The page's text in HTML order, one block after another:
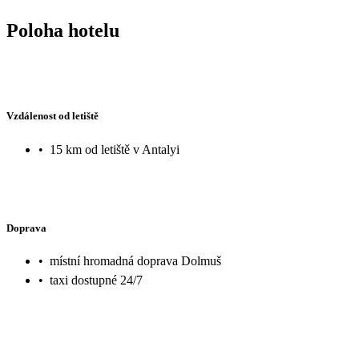
zvědavosti jak pokračuje další zvelebování a plánované zvyšování
Poloha hotelu
Vzdálenost od letiště
• 15 km od letiště v Antalyi
Doprava
• místní hromadná doprava Dolmuš
• taxi dostupné 24/7